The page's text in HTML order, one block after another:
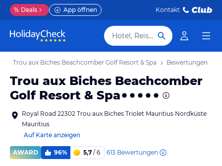
% Deals App öffnen Kontakt
Hotel, Reiseziel
Trou aux Biches Beachcomber Golf Resort & Spa Bewertungen
Trou aux Biches Beachcomber
Golf Resort & Spa
Royal Road 22302 Trou aux Biches Triolet Mauritius Nordküste
Mauritius
Auf Karte anzeigen
AWARD 96% 5,7 / 6 613 Bewertungen